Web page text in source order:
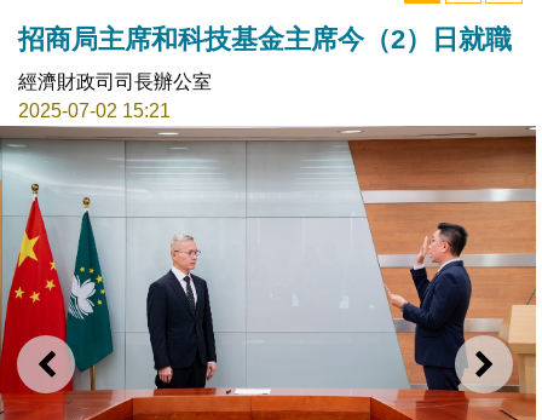
招商局主席和科技基金主席今（2）日就職
經濟財政司司長辦公室
2025-07-02 15:21
上一則 下一